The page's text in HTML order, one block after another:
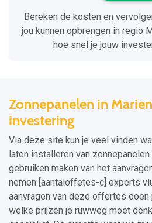
Bereken de kosten en
jou kunnen opbrengen in regio
hoe snel je jouw
Zonnepanelen in
investering
Via deze site kun je veel vinden
laten installeren van
gebruiken maken van het
nemen [aantaloffetes-c] experts
aanvragen van deze offertes doen
welke prijzen je ruwweg moet